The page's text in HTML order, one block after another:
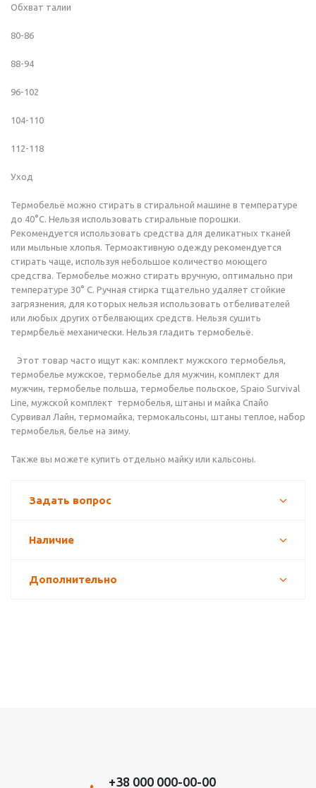
Обхват талии
80-86
88-94
96-102
104-110
112-118
Уход
Термобельё можно стирать в стиральной машине в температуре
до 40°C. Нельзя использовать стиральные порошки.
Рекомендуется использовать средства для деликатных тканей
или мыльные хлопья. Термоактивную одежду рекомендуется
стирать чаще, используя небольшое количество моющего
средства. Термобелье можно стирать вручную, оптимально при
температуре 30° С. Ручная стирка тщательно удаляет стойкие
загрязнения, для которых нельзя использовать отбеливателей
или любых других отбелвающих средств. Нельзя сушить
термрбельё механически. Нельзя гладить термобельё.
Этот товар часто ищут как: комплект мужского термобелья,
термобелье мужское, термобелье для мужчин, комплект для
мужчин, термобелье польша, термобелье польское, Spaio Survival
Line, мужской комплект термобелья, штаны и майка Спайо
Сурвивал Лайн, термомайка, термокальсоны, штаны теплое, набор
термобелья, белье на зиму.
Также вы можете купить отдельно майку или кальсоны.
Задать вопрос
Наличие
Дополнительно
+38 000 000-00-00